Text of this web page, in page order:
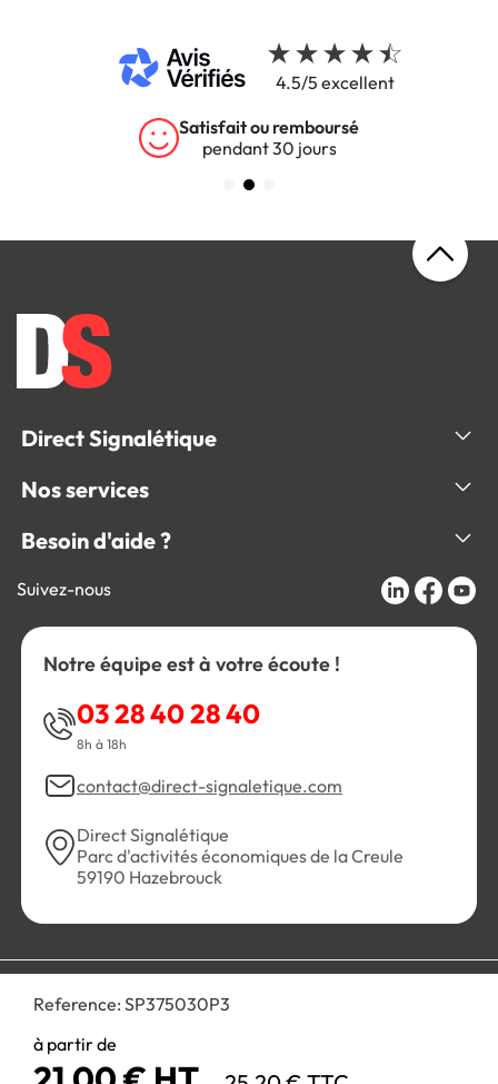
Reference: SP375030P3
à partir de
4.5/5 excellent
Satisfait ou remboursé
pendant 30 jours
Direct Signalétique
Nos services
Besoin d'aide ?
Suivez-nous
Notre équipe est à votre écoute !
03 28 40 28 40
8h à 18h
contact@direct-signaletique.com
Direct Signalétique
Parc d'activités économiques de la Creule
59190 Hazebrouck
Personnaliser les cookies